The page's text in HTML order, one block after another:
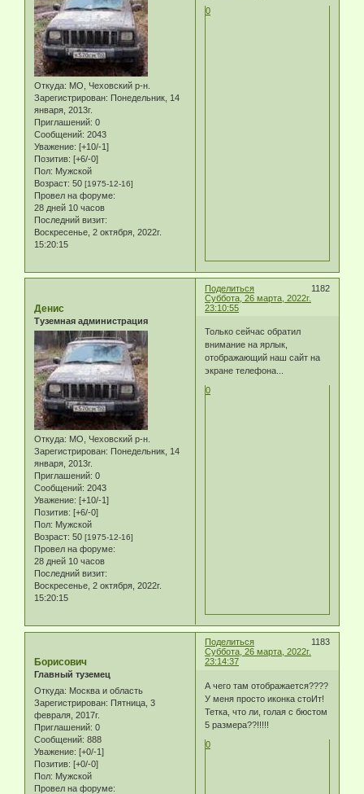
Откуда: МО, Чеховский р-н.
Зарегистрирован: Понедельник, 14
января, 2013г.
Приглашений: 0
Сообщений: 2043
Уважение: [+10/-1]
Позитив: [+6/-0]
Пол: Мужской
Возраст: 50 [1975-12-16]
Провел на форуме:
28 дней 10 часов
Последний визит:
Воскресенье, 2 октября, 2022г.
15:20:15
0
Поделиться
1182
Суббота, 26 марта, 2022г.
23:10:55
Денис
Туземная администрация
Откуда: МО, Чеховский р-н.
Зарегистрирован: Понедельник, 14
января, 2013г.
Приглашений: 0
Сообщений: 2043
Уважение: [+10/-1]
Позитив: [+6/-0]
Пол: Мужской
Возраст: 50 [1975-12-16]
Провел на форуме:
28 дней 10 часов
Последний визит:
Воскресенье, 2 октября, 2022г.
15:20:15
Только сейчас обратил
внимание на ярлык,
отображающий наш сайт на
экране телефона...
0
Поделиться
1183
Суббота, 26 марта, 2022г.
23:14:37
Борисович
Главный туземец
Откуда: Москва и область
Зарегистрирован: Пятница, 3
февраля, 2017г.
Приглашений: 0
Сообщений: 888
Уважение: [+0/-1]
Позитив: [+0/-0]
Пол: Мужской
Провел на форуме:
А чего там отображается????
У меня просто иконка стоИт!
Тетка, что ли, голая с бюстом
5 размера??!!!!!
0